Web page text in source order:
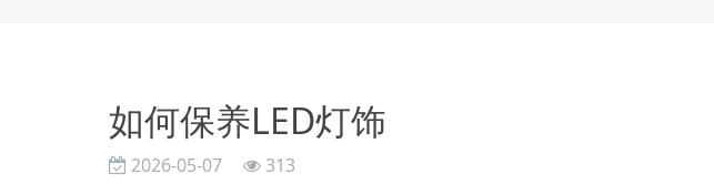
如何保养LED灯饰
2026-05-07 313